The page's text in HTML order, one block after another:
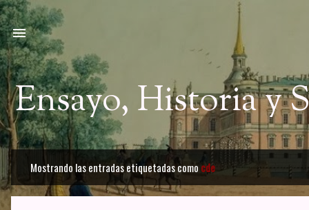
Ensayo, Historia y
n
Mostrando las entradas etiquetadas comocde